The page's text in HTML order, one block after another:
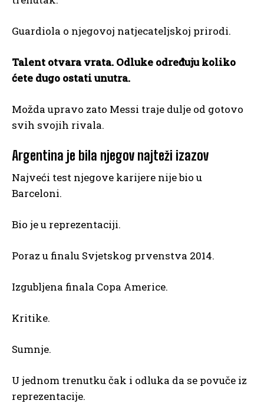
Guardiola o njegovoj natjecateljskoj prirodi.
Talent otvara vrata. Odluke određuju koliko
ćete dugo ostati unutra.
Možda upravo zato Messi traje dulje od gotovo
svih svojih rivala.
Argentina je bila njegov najteži izazov
Najveći test njegove karijere nije bio u
Barceloni.
Bio je u reprezentaciji.
Poraz u finalu Svjetskog prvenstva 2014.
Izgubljena finala Copa Americe.
Kritike.
Sumnje.
U jednom trenutku čak i odluka da se povuče iz
reprezentacije.